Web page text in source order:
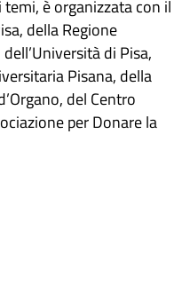
è organizzata con il
della Regione
di Pisa,
Pisana, della
del Centro
per Donare la